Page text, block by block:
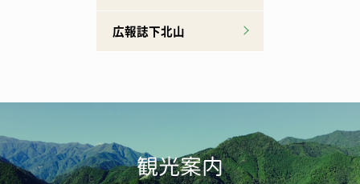
広報誌下北山
観光案内